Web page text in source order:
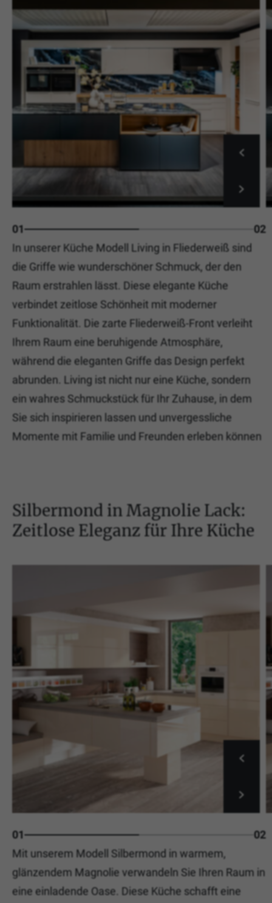
01
02
In unserer Küche Modell Living in Fliederweiß sind
die Griffe wie wunderschöner Schmuck, der den
Raum erstrahlen lässt. Diese elegante Küche
verbindet zeitlose Schönheit mit moderner
Funktionalität. Die zarte Fliederweiß-Front verleiht
Ihrem Raum eine beruhigende Atmosphäre,
während die eleganten Griffe das Design perfekt
abrunden. Living ist nicht nur eine Küche, sondern
ein wahres Schmuckstück für Ihr Zuhause, in dem
Sie sich inspirieren lassen und unvergessliche
Momente mit Familie und Freunden erleben können
Silbermond in Magnolie Lack:
Zeitlose Eleganz für Ihre Küche
01
02
Mit unserem Modell Silbermond in warmem,
glänzendem Magnolie verwandeln Sie Ihren Raum in
eine einladende Oase. Diese Küche schafft eine